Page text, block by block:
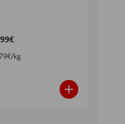
kg